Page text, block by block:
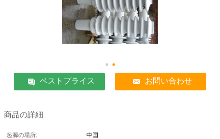
ベストプライス お問い合わせ
商品の詳細
起源の場所:
中国